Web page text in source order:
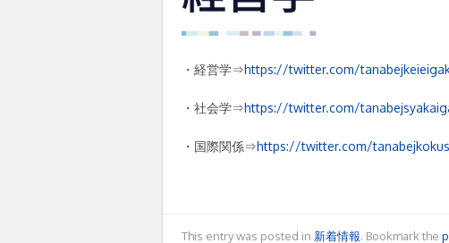
・経営学⇒https://twitter.com/
・社会学⇒https://twitter.com/
・国際関係⇒https://twitter.com/
This entry was posted in 新着情報. Bookmark the